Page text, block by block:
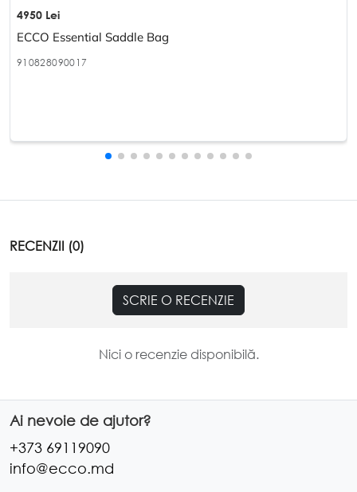
4950 Lei
ECCO Essential Saddle Bag
910828090017
RECENZII (0)
SCRIE O RECENZIE
Nici o recenzie disponibilă.
Ai nevoie de ajutor?
+373 69119090
info@ecco.md